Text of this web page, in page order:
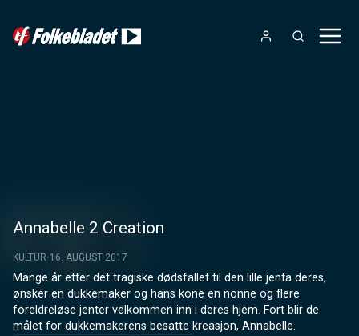
Annabelle 2 Creation
KULTUR 16. AUGUST 2017
Mange år etter det tragiske dødsfallet til den lille jenta deres,
ønsker en dukkemaker og hans kone en nonne og flere
foreldreløse jenter velkommen inn i deres hjem. Fort blir de
målet for dukkemakerens besatte kreasjon, Annabelle.